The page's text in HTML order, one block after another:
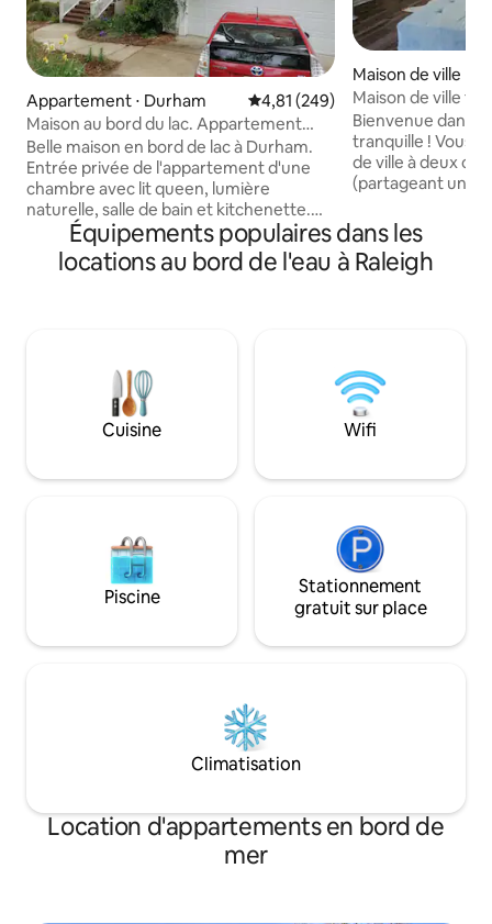
Appartement ⋅ Durham Évaluation moyenne sur la
4,81 (249)
Maison au bord du lac. Appartement
avec entrée privée.
Belle maison en bord de lac à Durham.
Entrée privée de l'appartement d'une
chambre avec lit queen, lumière
naturelle, salle de bain et kitchenette.
Canapé convertible en cuir, bureau avec
chaise, évier, mini-réfrigérateur et
micro-ondes. Télévision connectée dans
Quartier calme. À mi-chemin entre
Duke et UNC. À 3 miles du centre
commercial Southpoint. Adapté aux
animaux de compagnie/enfants. Doit
d'une allée escarpée. Au rez-de-
Maison de ville ⋅
Maison de ville
pratique au nord-
Bienvenue dans
tranquille ! Vous profiterez d'une maison
de ville à deux
(partageant une
Raleigh, à
tellement
River Trail,
apprécierez la
votre propre
privé et une
approvisionnée
Équipements populaires dans les
locations au bord de l'eau à Raleigh
Cuisine Wifi
Piscine
Stationnement
gratuit sur place
Climatisation
Location d'appartements en bord de
mer